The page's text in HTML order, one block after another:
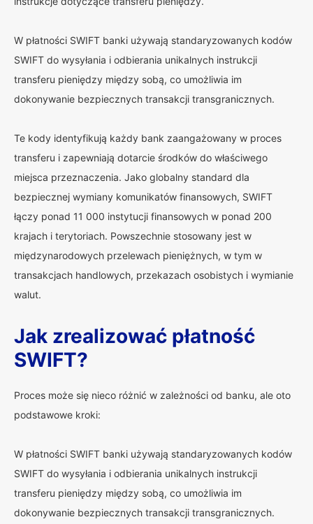
W płatności SWIFT banki używają standaryzowanych kodów
SWIFT do wysyłania i odbierania unikalnych instrukcji
transferu pieniędzy między sobą, co umożliwia im
dokonywanie bezpiecznych transakcji transgranicznych.
Te kody identyfikują każdy bank zaangażowany w proces
transferu i zapewniają dotarcie środków do właściwego
miejsca przeznaczenia. Jako globalny standard dla
bezpiecznej wymiany komunikatów finansowych, SWIFT
łączy ponad 11 000 instytucji finansowych w ponad 200
krajach i terytoriach. Powszechnie stosowany jest w
międzynarodowych przelewach pieniężnych, w tym w
transakcjach handlowych, przekazach osobistych i wymianie
walut.
Jak zrealizować płatność
SWIFT?
Proces może się nieco różnić w zależności od banku, ale oto
podstawowe kroki:
W płatności SWIFT banki używają standaryzowanych kodów
SWIFT do wysyłania i odbierania unikalnych instrukcji
transferu pieniędzy między sobą, co umożliwia im
dokonywanie bezpiecznych transakcji transgranicznych.